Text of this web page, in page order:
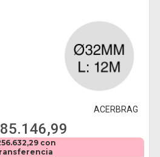
ACERBRAG
con